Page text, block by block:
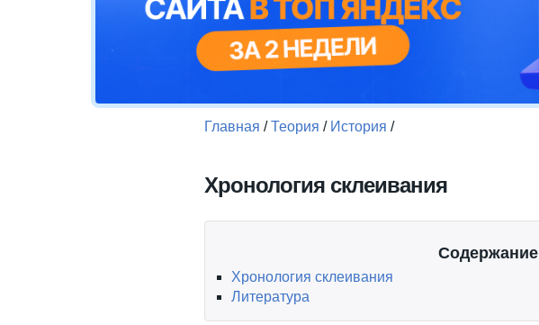
Главная /Теория / История /
Хронология склеивания
Содержание
Хронология склеивания
Литература